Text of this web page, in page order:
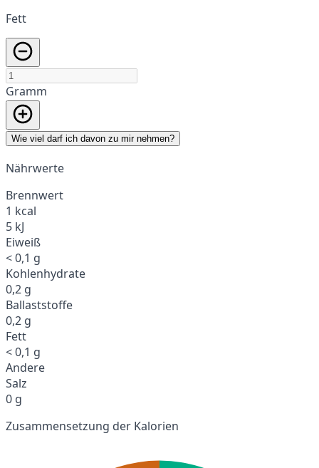
Fett
Gramm
Wie viel darf ich davon zu mir nehmen?
Nährwerte
Brennwert
1 kcal
5 kJ
Eiweiß
< 0,1 g
Kohlenhydrate
0,2 g
Ballaststoffe
0,2 g
Fett
< 0,1 g
Andere
Salz
0 g
Zusammensetzung der Kalorien